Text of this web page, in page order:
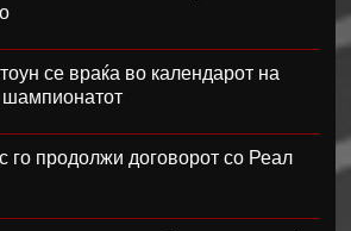
се враќа во календарот на
го продолжи договорот со Реал